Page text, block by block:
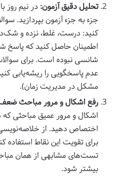
تحلیل دقیق آزمون: در نیم روز
جزء به جزء آزمون بپردازید.
کنید: درست، غلط، نزده و
اطمینان حاصل کنید که پاسخ
شانسی نبوده است. برای
عدم پاسخگویی را ریشه‌یابی
مشکل در مدیریت زمان).
رفع اشکال و مرور مباحث
اشکال و مرور عمیق مباحثی
اختصاص دهید. از
برای تقویت این نقاط استفاده
تست‌های مشابهی از همان
بیشتر شود.